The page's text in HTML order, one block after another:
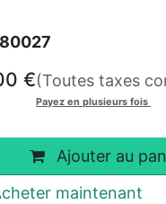
Ajouter au
maintenant
€(Toutes taxes
Payez en plusieurs fois